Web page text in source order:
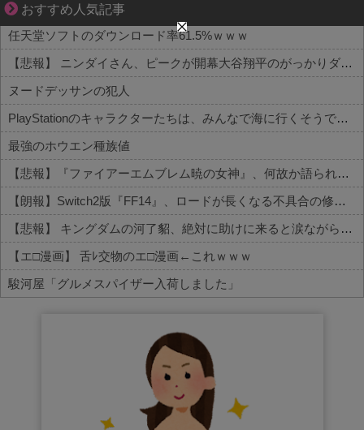
おすすめ人気記事
ブブ家のドタバタが、今日も愛おしい！
任天堂ソフトのダウンロード率61.5%ｗｗｗ
【悲報】 ニンダイさん、ピークが開幕大谷翔平のがっかりダイレクトだったと言われてしまう
ヌードデッサンの犯人
PlayStationのキャラクターたちは、みんなで海に行くそうですよ
最強のホウエン種族値
【悲報】『ファイアーエムブレム暁の女神』、何故か語られない
【朗報】Switch2版『FF14』、ロードが長くなる不具合の修正パッチを本日配信
【悲報】 キングダムの河了貂、絶対に助けに来ると涙ながらに絶叫したその日の夜に味方を死なせまくる作戦を提案するWWWWWWWWWWWWWWWWWWWWWWWWWWWW
【エ□漫画】 舌ﾚ交物のエ□漫画←これｗｗｗ
駿河屋「グルメスパイザー入荷しました」